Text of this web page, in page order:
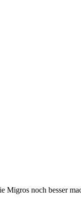
Migros noch besser